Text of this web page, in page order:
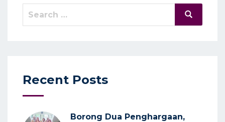
Search
Search
Recent Posts
Borong Dua Penghargaan,